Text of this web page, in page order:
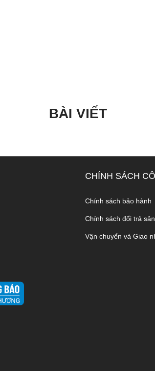
BÀI VIẾT
CHÍNH SÁCH
Chính sách bảo hành
Chính sách đổi trả
Vận chuyển và Giao